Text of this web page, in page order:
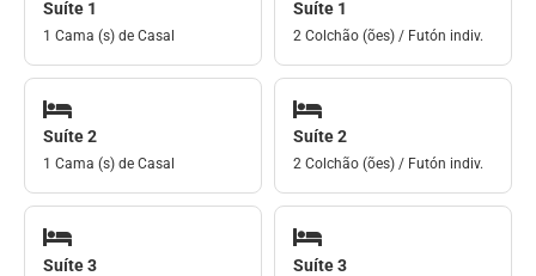
Suíte 1
1 Cama (s) de Casal
Suíte 1
2 Colchão (ões) / Futón indiv.
Suíte 2
1 Cama (s) de Casal
Suíte 2
2 Colchão (ões) / Futón indiv.
Suíte 3 Suíte 3